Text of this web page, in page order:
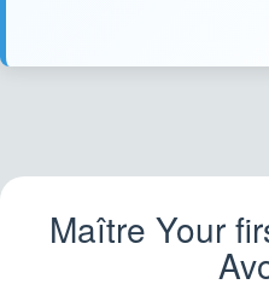
Maître Your